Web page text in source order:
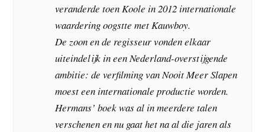
veranderde toen Koole in 2012 internationale
waardering oogstte met Kauwboy.
De zoon en de regisseur vonden elkaar
uiteindelijk in een Nederland-overstijgende
ambitie: de verfilming van Nooit Meer Slapen
moest een internationale productie worden.
Hermans’ boek was al in meerdere talen
verschenen en nu gaat het na al die jaren als